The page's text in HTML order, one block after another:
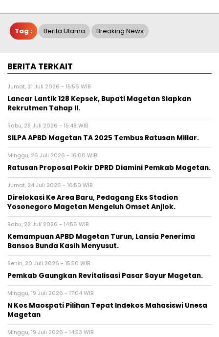
Tag : Berita Utama Breaking News
BERITA TERKAIT
Jumat, 31 Juli 2026 - 15:56 WIB
Lancar Lantik 128 Kepsek, Bupati Magetan Siapkan
Rekrutmen Tahap II.
Rabu, 29 Juli 2026 - 15:48 WIB
SiLPA APBD Magetan TA 2025 Tembus Ratusan Miliar.
Minggu, 26 Juli 2026 - 16:00 WIB
Ratusan Proposal Pokir DPRD Diamini Pemkab Magetan.
Jumat, 24 Juli 2026 - 16:50 WIB
Direlokasi Ke Area Baru, Pedagang Eks Stadion
Yosonegoro Magetan Mengeluh Omset Anjlok.
Rabu, 22 Juli 2026 - 14:56 WIB
Kemampuan APBD Magetan Turun, Lansia Penerima
Bansos Bunda Kasih Menyusut.
Senin, 20 Juli 2026 - 15:50 WIB
Pemkab Gaungkan Revitalisasi Pasar Sayur Magetan.
Minggu, 19 Juli 2026 - 17:04 WIB
N Kos Maospati Pilihan Tepat Indekos Mahasiswi Unesa
Magetan
Minggu, 19 Juli 2026 - 14:53 WIB